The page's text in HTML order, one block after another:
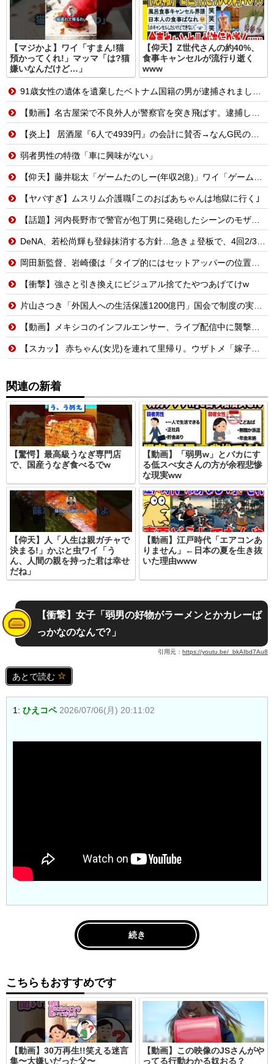
【マジかよ】ワイ「すまん!猫
預かってくれ!」マッマ「は?猫
嫌いなんだけど…」
【仰天】Z世代さんの約40%、
食事キャンセルが流行り逝く
www
91歳女性の遺体を遺棄したベトナム国籍の男が逮捕されました #移民 #外国人
【動画】名古屋栄で不良外人が警察官を突き飛ばす。逮捕しろやｗｗｗ
【炎上】 居酒屋『6人で4939円』の会計に賛否→なんG民の投票結果が笑えるｗｗｗ
弱者男性の特徴「車に興味がない」
【仰天】藤井聡太「ゲームたのしー(年収2億)」ワイ「ゲームたのしー(年収200万)」
【ヤバすぎ】ムスリム介護職｢このおばあちゃんは地獄に行く｣
【話題】河内長野市で警官が包丁男に発砲したシーンのモザ無し映像が公開される。
DeNA、若松尚輝も登録抹消する方針…急きょ登板で、4回2/3を投げた負担を考慮して
岡田新監督、岩崎優は「タイプ的にはセットアッパーの位置が一番合うてる」←おーん
【衝撃】強さと引き換えにビジュアル捨てたやつあげてけw
片山さつき「外国人への生活保護1200億円」国会で制度の実態を追及
【動画】メキシコのインフルエンサー、ライブ配信中に襲撃されて死亡。
【スカッ】 赤ちゃん(女児)を連れて里帰り。ウザトメ「嫁子みたいに育ったら困るから、私が育てる」コトメ「そうよ、置いて帰っていいわよ」私「と、いうことは…？」→結果
関連の新着
【驚愕】最高級うなぎ専門店
で、国産うなぎ食べるでw
【動画】「弱男w」とバカにす
る低スぺ女さんの方が余程悲惨
な現実ww
【仰天】人「人生は親ガチャで
決まる!」かぶと虫ワイ「う
ん、人間の親を持った君は幸せ
だね」
【動画】江戸時代「エアコンあ
りません」←日本の夏を生き抜
いた理由www
【衝撃】女子「弱男の好物がラーメンとかカレーば
っかなのなんで?」
引用元： https://youtu.be/_bkAIbd7Au8
あとで読む
1: ひえコペ 2026/07/06(月) 20:11:02
続き
こちらもおすすめです
【動画】30万再生!!笑える迷言
集〜大嫌いだった父〜
【動画】この映像のJSさんがや
ってる行動わかる奴おる？